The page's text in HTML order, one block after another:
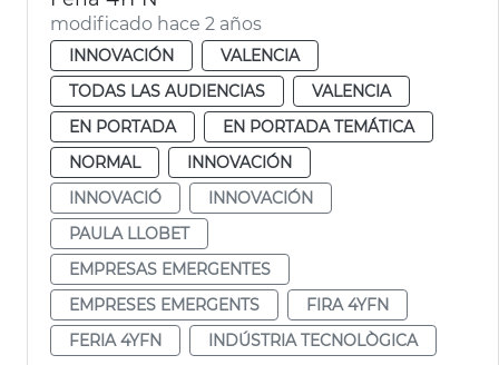
modificado hace 2 años
INNOVACIÓN
VALENCIA
TODAS LAS AUDIENCIAS
VALENCIA
EN PORTADA
EN PORTADA TEMÁTICA
NORMAL
INNOVACIÓN
INNOVACIÓ
INNOVACIÓN
PAULA LLOBET
EMPRESAS EMERGENTES
EMPRESES EMERGENTS
FIRA 4YFN
FERIA 4YFN
INDÚSTRIA TECNOLÒGICA